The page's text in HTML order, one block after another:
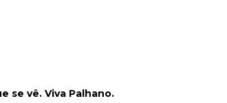
se vê. Viva Palhano.